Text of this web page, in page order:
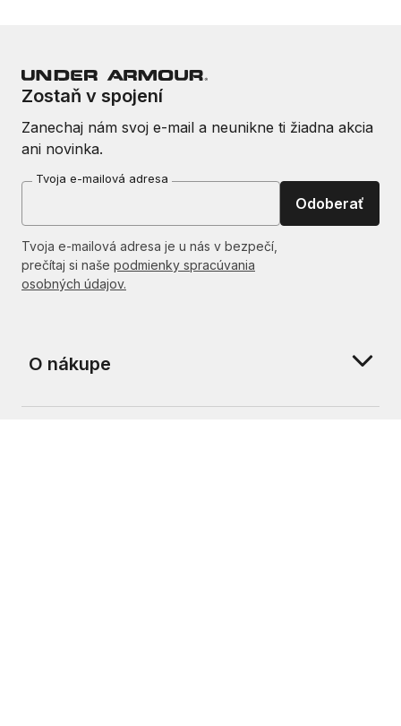
Zostaň v spojení
Zanechaj nám svoj e-mail a neunikne ti žiadna akcia
ani novinka.
Tvoja e-mailová adresa
Odoberať
Tvoja e-mailová adresa je u nás v bezpečí,
prečítaj si naše podmienky spracúvania
osobných údajov.
O nákupe